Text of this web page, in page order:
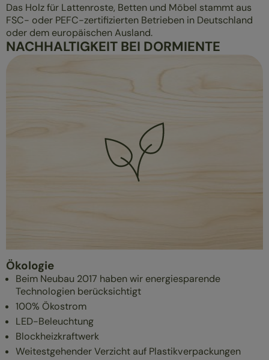
Das Holz für Lattenroste, Betten und Möbel stammt aus
FSC- oder PEFC-zertifizierten Betrieben in Deutschland
oder dem europäischen Ausland.
NACHHALTIGKEIT BEI DORMIENTE
Ökologie
Beim Neubau 2017 haben wir energiesparende
Technologien berücksichtigt
100% Ökostrom
LED-Beleuchtung
Blockheizkraftwerk
Weitestgehender Verzicht auf Plastikverpackungen